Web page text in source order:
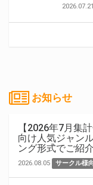
2026.07.21
お知らせ
【2026年7月集
向け人気ジャン
ング形式でご紹介
2026.08.05 サークル様